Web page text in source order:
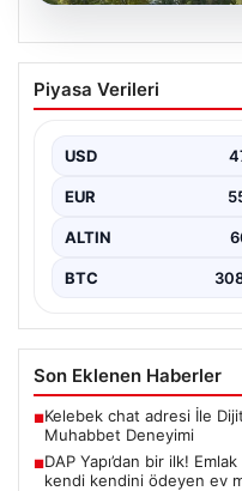
DAP Yapı’dan
güvencesi Dap
Piyasa Verileri
USD
EUR
ALTIN
BTC
Son Eklenen Haberler
■Kelebek chat adresi İle
Muhabbet Deneyimi
■DAP Yapı’dan bir ilk!
kendi kendini ödeyen ev